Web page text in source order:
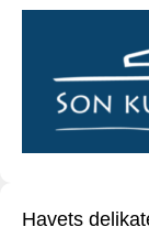
Havets